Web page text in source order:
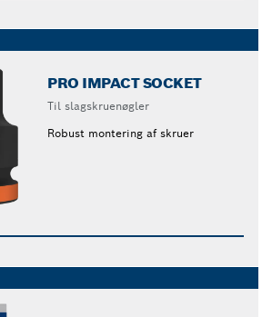
PRO IMPACT SOCKET
Til slagskruenøgler
Robust montering af skruer